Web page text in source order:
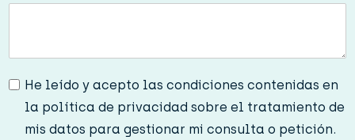
P
He leído y acepto las condiciones contenidas en
la política de privacidad sobre el tratamiento de
mis datos para gestionar mi consulta o petición.